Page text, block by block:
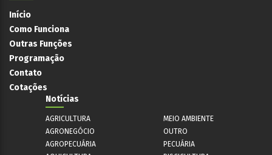
Início
Como Funciona
Outras Funções
Programação
Contato
Cotações
Notícias
AGRICULTURA
AGRONEGÓCIO
AGROPECUÁRIA
MEIO AMBIENTE
OUTRO
PECUÁRIA